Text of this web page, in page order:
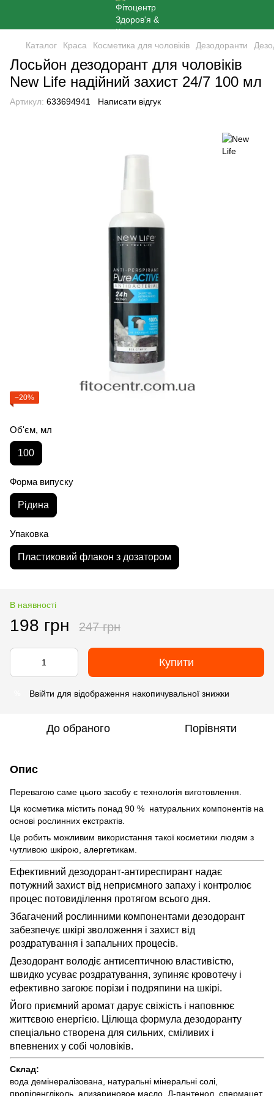
Каталог Краса Косметика для чоловіків Дезодоранти
Лосьйон дезодорант для чоловіків
New Life надійний захист 24/7 100 мл
Артикул: 633694941 Написати відгук
−20%
Об'єм, мл
100
Форма випуску
Рідина
Упаковка
Пластиковий флакон з дозатором
В наявності
198 грн 247 грн
Купити
Ввійти для відображення накопичувальної знижки
До обраного Порівняти
Опис
Перевагою саме цього засобу є технологія виготовлення.
Ця коcметика містить понад 90 % натуральних компонентів на
основі рослинних екстрактів.
Це робить можливим використання такої косметики людям з
чутливою шкірою, алергетикам.
Ефективний дезодорант-антиреспирант надає
потужний захист від неприємного запаху і контролює
процес потовиділення протягом всього дня.
Збагачений рослинними компонентами дезодорант
забезпечує шкірі зволоження і захист від
роздратування і запальних процесів.
Дезодорант володіє антисептичною властивістю,
швидко усуває роздратування, зупиняє кровотечу і
ефективно загоює порізи і подряпини на шкірі.
Його приємний аромат дарує свіжість і наповнює
життєвою енергією. Цілюща формула дезодоранту
спеціально створена для сильних, сміливих і
впевнених у собі чоловіків.
Склад:
вода демінералізована, натуральні мінеральні солі,
пропіленгліколь, ализариновое масло, Д-пантенол, спермацет,